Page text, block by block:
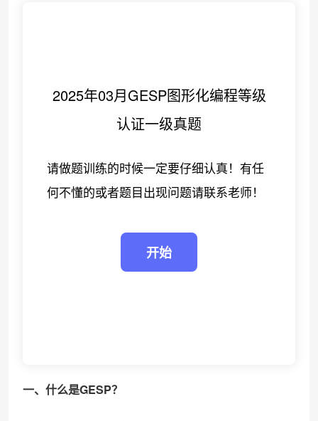
2025年03月GESP图形化编程等级
认证一级真题
请做题训练的时候一定要仔细认真！有任
何不懂的或者题目出现问题请联系老师！
一、什么是GESP？